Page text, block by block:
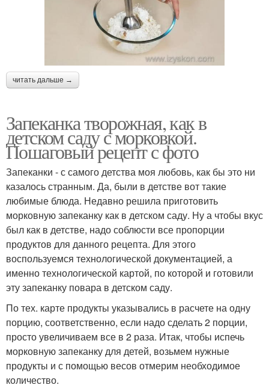
читать дальше →
Запеканка творожная, как в
детском саду с морковкой.
Пошаговый рецепт с фото
Запеканки - с самого детства моя любовь, как бы это ни
казалось странным. Да, были в детстве вот такие
любимые блюда. Недавно решила приготовить
морковную запеканку как в детском саду. Ну а чтобы вкус
был как в детстве, надо соблюсти все пропорции
продуктов для данного рецепта. Для этого
воспользуемся технологической документацией, а
именно технологической картой, по которой и готовили
эту запеканку повара в детском саду.
По тех. карте продукты указывались в расчете на одну
порцию, соответственно, если надо сделать 2 порции,
просто увеличиваем все в 2 раза. Итак, чтобы испечь
морковную запеканку для детей, возьмем нужные
продукты и с помощью весов отмерим необходимое
количество.